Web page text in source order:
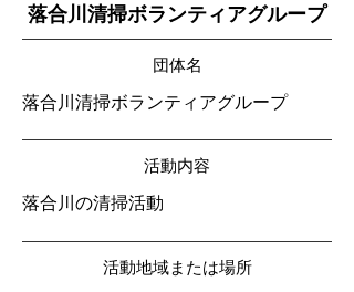
落合川清掃ボランティアグループ
団体名
落合川清掃ボランティアグループ
活動内容
落合川の清掃活動
活動地域または場所